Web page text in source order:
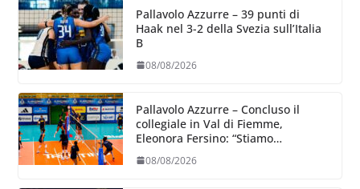
Pallavolo Azzurre – 39 punti di
Haak nel 3-2 della Svezia sull’Italia
B
08/08/2026
Pallavolo Azzurre – Concluso il
collegiale in Val di Fiemme,
Eleonora Fersino: “Stiamo
lavorando su quei piccoli dettagli
dove poter migliorare”.
08/08/2026